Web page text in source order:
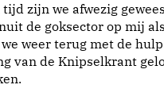
tijd zijn we afwezig
de goksector op mij
weer terug met de
van de Knipselkrant